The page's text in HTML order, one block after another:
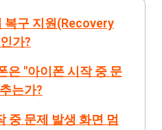
복구 지원(Recovery
가?
은 "아이폰 시작 중 문
는가?
중 문제 발생 화면 멈